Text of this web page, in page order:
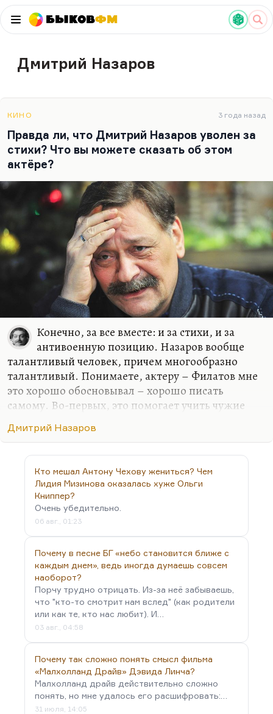
БыковФМ
Дмитрий Назаров
КИНО 3 года назад
Правда ли, что Дмитрий Назаров уволен за
стихи? Что вы можете сказать об этом
актёре?
Конечно, за все вместе: и за стихи, и за
антивоенную позицию. Назаров вообще
талантливый человек, причем многообразно
талантливый. Понимаете, актеру – Филатов мне
это хорошо обосновывал – хорошо писать
самому. Во-первых, это помогает учить чужие
актер-универсал – это и есть звезда нового
выполняет режиссерское задание, он является
творцом.
И вот Любимов – при всем своем хваленом
авторитаризме – воспитывал именно таких. Они
же все писали и пишут. Писал Филатов, писал и
прекрасно пишет Смехов, писал Дыховичный.
Про Высоцкого нечего и говорить. Вся команда
Таганки – Шаповалов, Васильев,…
Дмитрий Назаров
Кто мешал Антону Чехову жениться? Чем
Лидия Мизинова оказалась хуже Ольги
Книппер?
Очень убедительно.
06 авг., 01:23
Почему в песне БГ «небо становится ближе с
каждым днем», ведь иногда думаешь совсем
наоборот?
Порчу трудно отрицать. Из-за неё забываешь,
что "кто-то смотрит нам вслед" (как родители
или как те, кто нас любит). И…
03 авг., 04:58
Почему так сложно понять смысл фильма
«Малхолланд Драйв» Дэвида Линча?
Малхолланд драйв действительно сложно
понять, но мне удалось его расшифровать:…
31 июля, 14:05